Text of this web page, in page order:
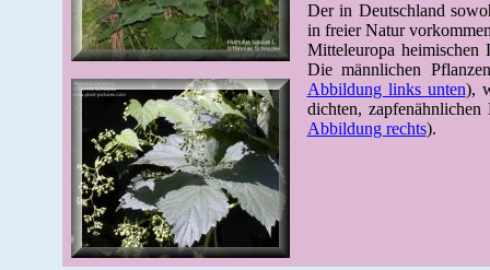
Der in Deutschland
in freier Natur
Mitteleuropa
Die männlichen
Abbildung links unten),
dichten, zapfenähnlichen
Abbildung rechts).